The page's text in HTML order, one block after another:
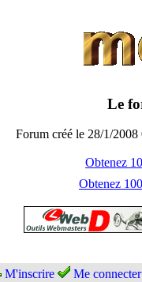
Le
Forum créé le 28/1/
Obtenez
Obtenez
M'inscrire Me connecter